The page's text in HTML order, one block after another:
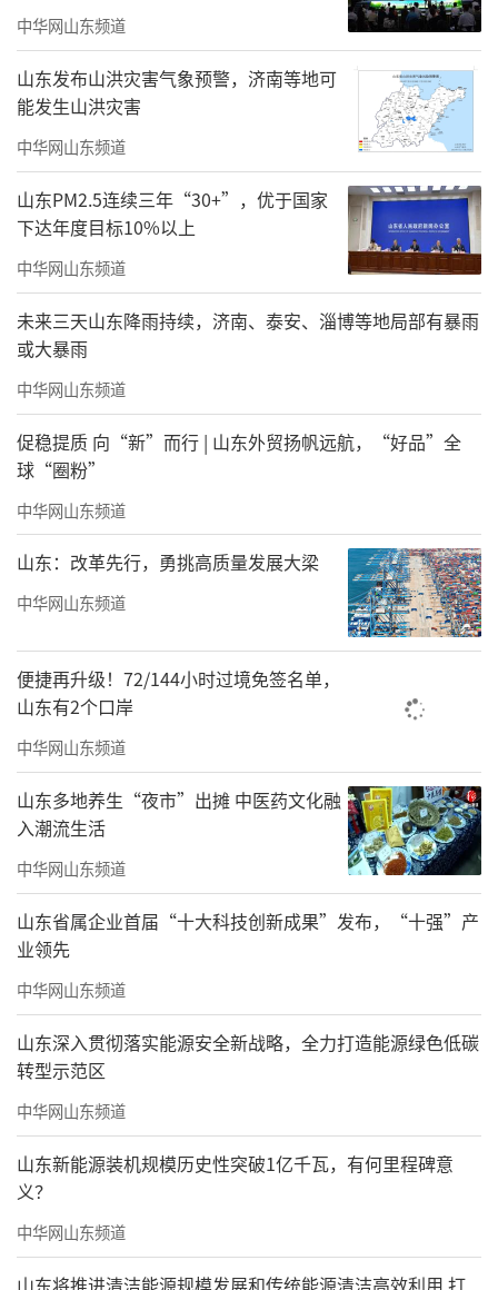
责任编辑：张悦颜
中华网山东频道
山东发布山洪灾害气象预警，济南等地可
能发生山洪灾害
中华网山东频道
山东PM2.5连续三年“30+”，优于国家
下达年度目标10%以上
中华网山东频道
未来三天山东降雨持续，济南、泰安、淄博等地局部有暴雨
或大暴雨
中华网山东频道
促稳提质 向“新”而行 | 山东外贸扬帆远航，“好品”全
球“圈粉”
中华网山东频道
山东：改革先行，勇挑高质量发展大梁
中华网山东频道
便捷再升级！72/144小时过境免签名单，
山东有2个口岸
中华网山东频道
山东多地养生“夜市”出摊 中医药文化融
入潮流生活
中华网山东频道
山东省属企业首届“十大科技创新成果”发布，“十强”产
业领先
中华网山东频道
山东深入贯彻落实能源安全新战略，全力打造能源绿色低碳
转型示范区
中华网山东频道
山东新能源装机规模历史性突破1亿千瓦，有何里程碑意
义？
中华网山东频道
山东将推进清洁能源规模发展和传统能源清洁高效利用 打